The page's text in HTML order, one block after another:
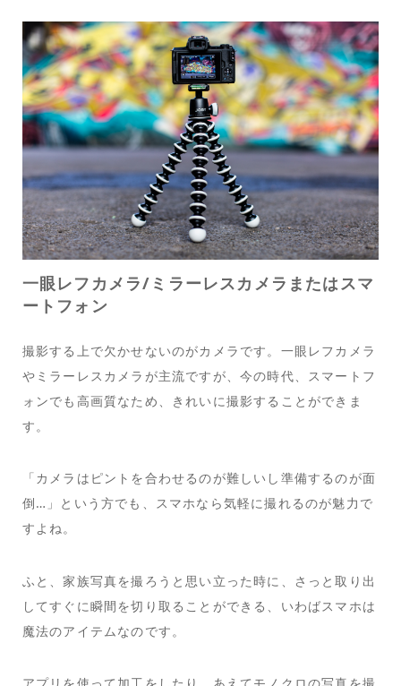
一眼レフカメラ/ミラーレスカメラまたはスマ
ートフォン
撮影する上で欠かせないのがカメラです。一眼レフカメラ
やミラーレスカメラが主流ですが、今の時代、スマートフ
ォンでも高画質なため、きれいに撮影することができま
す。
「カメラはピントを合わせるのが難しいし準備するのが面
倒…」という方でも、スマホなら気軽に撮れるのが魅力で
すよね。
ふと、家族写真を撮ろうと思い立った時に、さっと取り出
してすぐに瞬間を切り取ることができる、いわばスマホは
魔法のアイテムなのです。